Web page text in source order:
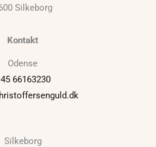
Silkeborg
Kontakt
Odense
66163230
Silkeborg